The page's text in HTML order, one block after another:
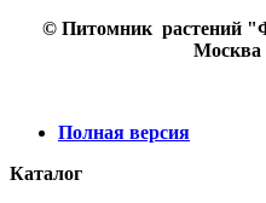
© Питомник растений
Москва
Полная версия
Каталог